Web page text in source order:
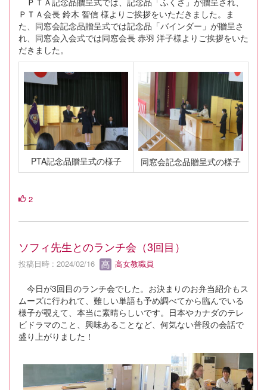
ＰＴＡ会長 鈴木 智信 様よりご挨拶をいただきました。ま
た、同窓会記念品贈呈式では記念品「バインダー」が贈呈さ
れ、同窓会入会式では同窓会長 赤羽 洋子様よりご挨拶をいた
だきました。
PTA記念品贈呈式の様子 同窓会記念品贈呈式の様子
2
ソフィ先生とのランチ会（3回目）
投稿日時 : 2024/02/16 高女教職員
今日が3回目のランチ会でした。お決まりのお弁当紹介もス
ムーズに行われて、難しい単語も予め調べてから臨んでいる
様子が覗えて、本当に素晴らしいです。日本やカナダのテレ
ビドラマのこと、興味あることなど、何気ない普段の会話で
盛り上がりました！